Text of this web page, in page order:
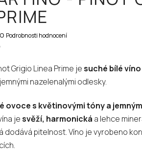
Podrobnosti hodnocení
Grigio Linea Prime jesuché bílé víno
nazelenalými odlesky.
ovoce s květinovými tóny a
jesvěží, harmonická a lehce
dodává pitelnost. Víno je vyrobeno